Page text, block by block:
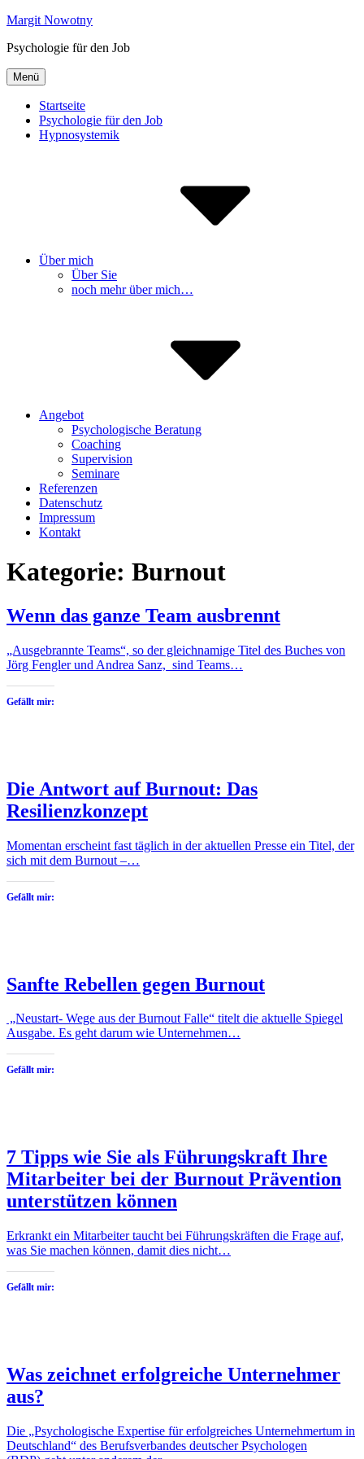
Inhalte
Margit Nowotny
Psychologie für den Job
Menü
Startseite
Psychologie für den Job
Hypnosystemik
Über mich
Über Sie
noch mehr über mich…
Angebot
Psychologische Beratung
Coaching
Supervision
Seminare
Referenzen
Datenschutz
Impressum
Kontakt
Kategorie: Burnout
Wenn das ganze Team ausbrennt
„Ausgebrannte Teams“, so der gleichnamige Titel des Buches von
Jörg Fengler und Andrea Sanz, sind Teams…
Gefällt mir:
Die Antwort auf Burnout: Das
Resilienzkonzept
Momentan erscheint fast täglich in der aktuellen Presse ein Titel, der
sich mit dem Burnout –…
Gefällt mir:
Sanfte Rebellen gegen Burnout
„Neustart- Wege aus der Burnout Falle“ titelt die aktuelle Spiegel
Ausgabe. Es geht darum wie Unternehmen…
Gefällt mir:
7 Tipps wie Sie als Führungskraft Ihre
Mitarbeiter bei der Burnout Prävention
unterstützen können
Erkrankt ein Mitarbeiter taucht bei Führungskräften die Frage auf,
was Sie machen können, damit dies nicht…
Gefällt mir:
Was zeichnet erfolgreiche Unternehmer
aus?
Die „Psychologische Expertise für erfolgreiches Unternehmertum in
Deutschland“ des Berufsverbandes deutscher Psychologen